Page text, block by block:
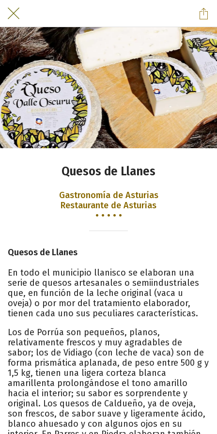
Quesos de Llanes
Gastronomía de Asturias
Restaurante de Asturias
• • • • •
Quesos de Llanes
En todo el municipio llanisco se elaboran una
serie de quesos artesanales o semiindustriales
que, en función de la leche original (vaca u
oveja) o por mor del tratamiento elaborador,
tienen cada uno sus peculiares características.
Los de Porrúa son pequeños, planos,
relativamente frescos y muy agradables de
sabor; los de Vidiago (con leche de vaca) son de
forma prismática aplanada, de peso entre 500 g y
1,5 kg, tienen una ligera corteza blanca
amarillenta prolongándose el tono amarillo
hacia el interior; su sabor es sorprendente y
original. Los quesos de Caldueño, ya de oveja,
son frescos, de sabor suave y ligeramente ácido,
blanco ahuesado y con algunos ojos en su